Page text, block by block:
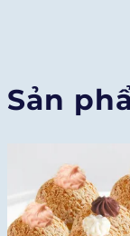
Sản